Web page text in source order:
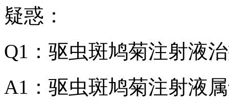
疑惑：
Q1：驱虫斑鸠菊注射液
A1：驱虫斑鸠菊注射液